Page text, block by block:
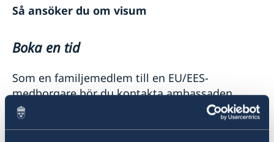
Så ansöker du om visum
Boka en tid
Som en familjemedlem till en EU/EES-
medborgare bör du kontakta ambassaden
direkt på
ambassaden.teheran-visum@gov.se
för att få en tid. I e-postmeddelandet ska du